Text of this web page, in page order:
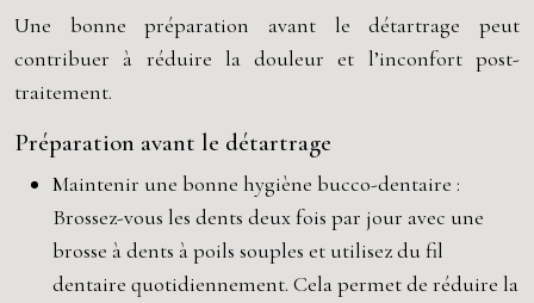
Une bonne préparation avant le détartrage peut
contribuer à réduire la douleur et l’inconfort post-
traitement.
Préparation avant le détartrage
Maintenir une bonne hygiène bucco-dentaire :
Brossez-vous les dents deux fois par jour avec une
brosse à dents à poils souples et utilisez du fil
dentaire quotidiennement. Cela permet de réduire la